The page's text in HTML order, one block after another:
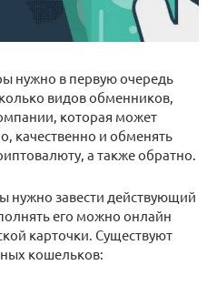
нужно в первую очередь
видов обменников,
которая может
качественно и обменять
а также обратно.
нужно завести действующий
его можно онлайн
карточки. Существуют
кошельков: